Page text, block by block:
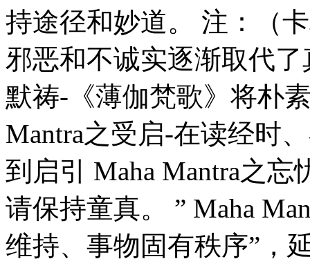
持途径和妙道。 注：（
邪恶和不诚实逐渐取代了
默祷-《薄伽梵歌》将朴
Mantra之受启-在读经时
到启引 Maha Mantra之
请保持童真。 ” Maha
维持、事物固有秩序”，